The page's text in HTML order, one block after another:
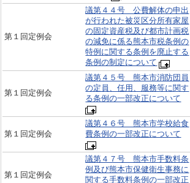
第１回定例会
議第４４号 公費解体の申出
が行われた被災区分所有家屋
の固定資産税及び都市計画税
の減免に係る熊本市税条例の
特例に関する条例を廃止する
条例の制定について
第１回定例会
議第４５号 熊本市消防団員
の定員、任用、服務等に関す
る条例の一部改正について
第１回定例会
議第４６号 熊本市学校給食
費条例の一部改正について
第１回定例会
議第４７号 熊本市手数料条
例及び熊本市保健衛生事務に
関する手数料条例の一部改正